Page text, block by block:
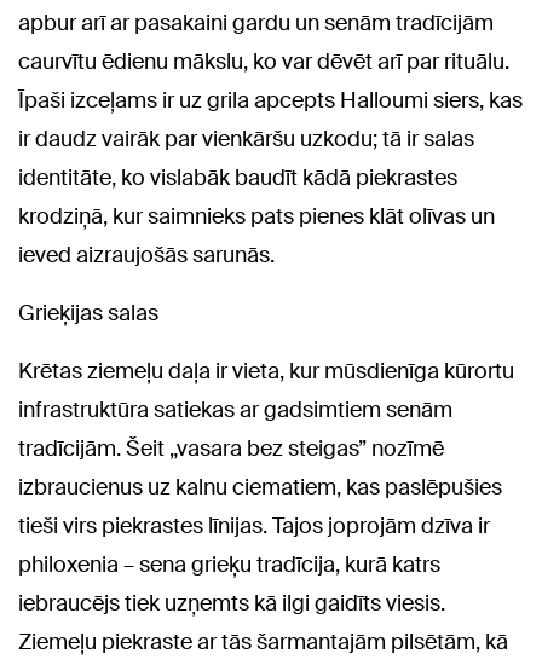
apbur arī ar pasakaini gardu un senām tradīcijām
caurvītu ēdienu mākslu, ko var dēvēt arī par rituālu.
Īpaši izceļams ir uz grila apcepts Halloumi siers, kas
ir daudz vairāk par vienkāršu uzkodu; tā ir salas
identitāte, ko vislabāk baudīt kādā piekrastes
krodziņā, kur saimnieks pats pienes klāt olīvas un
ieved aizraujošās sarunās.
Grieķijas salas
Krētas ziemeļu daļa ir vieta, kur mūsdienīga kūrortu
infrastruktūra satiekas ar gadsimtiem senām
tradīcijām. Šeit „vasara bez steigas” nozīmē
izbraucienus uz kalnu ciematiem, kas paslēpušies
tieši virs piekrastes līnijas. Tajos joprojām dzīva ir
philoxenia – sena grieķu tradīcija, kurā katrs
iebraucējs tiek uzņemts kā ilgi gaidīts viesis.
Ziemeļu piekraste ar tās šarmantajām pilsētām, kā